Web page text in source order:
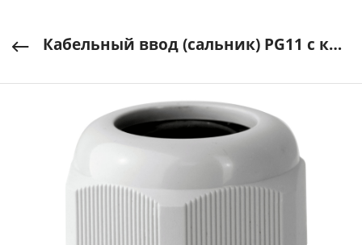
Кабельный ввод (сальник) PG11 с контрогайкой 5-10мм IP68 DKC (ДКС) арт 52700